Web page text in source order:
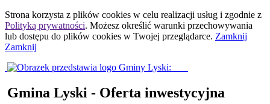
Strona korzysta z plików cookies w celu realizacji usług i zgodnie z
Polityką prywatności. Możesz określić warunki przechowywania
lub dostępu do plików cookies w Twojej przeglądarce. Zamknij
Zamknij
Gmina Lyski - Oferta inwestycyjna